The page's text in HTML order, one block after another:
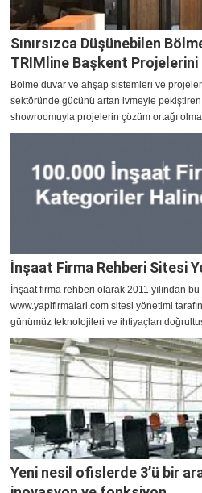
Sınırsızca Düşünebilen
TRIMline Başkent Projelerini
Bölme duvar ve ahşap sistemleri ve
sektöründe gücünü artan ivmeyle
showroomuyla projelerin çözüm ortağı
İnşaat Firma Rehberi Sitesi
​İnşaat firma rehberi olarak 2011 yılından
www.yapifirmalari.com sitesi yönetimi
günümüz teknolojileri ve ihtiyaçları
Yeni nesil ofislerde 3’ü bir